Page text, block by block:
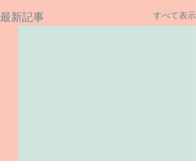
最新記事 すべて表示